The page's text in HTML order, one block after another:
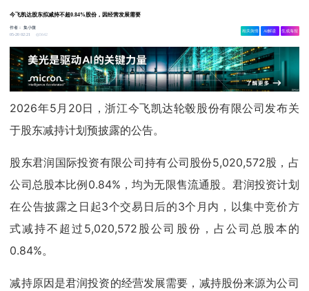
今飞凯达股东拟减持不超0.84%股份，因经营发展需要
作者：集小微
05-20 02:21
5642
相关舆情 AI解读 生成海报
2026年5月20日，浙江今飞凯达轮毂股份有限公司发布关
于股东减持计划预披露的公告。
股东君润国际投资有限公司持有公司股份5,020,572股，占
公司总股本比例0.84%，均为无限售流通股。君润投资计划
在公告披露之日起3个交易日后的3个月内，以集中竞价方
式减持不超过5,020,572股公司股份，占公司总股本的
0.84%。
减持原因是君润投资的经营发展需要，减持股份来源为公司